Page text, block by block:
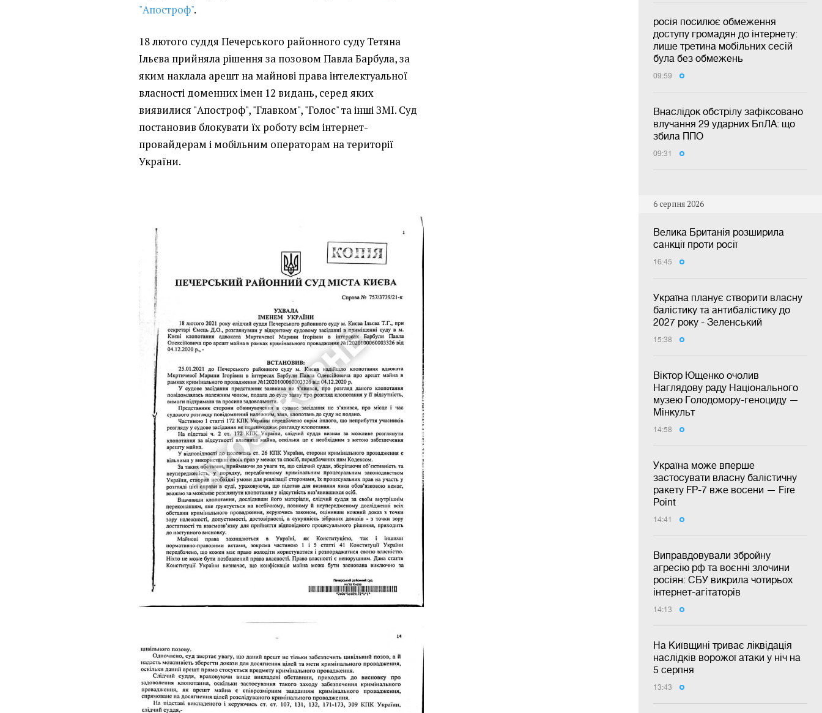
росія посилює обмеження
доступу громадян до інтернету:
лише третина мобільних сесій
була без обмежень
09:59
Внаслідок обстрілу зафіксовано
влучання 29 ударних БпЛА: що
збила ППО
09:31
6 серпня 2026
Велика Британія розширила
санкції проти росії
16:45
Україна планує створити власну
балістику та антибалістику до
2027 року - Зеленський
15:38
Віктор Ющенко очолив
Наглядову раду Національного
музею Голодомору-геноциду —
Мінкульт
14:58
Україна може вперше
застосувати власну балістичну
ракету FP-7 вже восени — Fire
Point
14:41
Виправдовували збройну
агресію рф та воєнні злочини
росіян: СБУ викрила чотирьох
інтернет-агітаторів
14:13
На Київщині триває ліквідація
наслідків ворожої атаки у ніч на
5 серпня
13:43
"Апостроф".
18 лютого суддя Печерського районного суду Тетяна
Ільєва прийняла рішення за позовом Павла Барбула, за
яким наклала арешт на майнові права інтелектуальної
власності доменних імен 12 видань, серед яких
виявилися "Апостроф", "Главком", "Голос" та інші ЗМІ. Суд
постановив блокувати їх роботу всім інтернет-
провайдерам і мобільним операторам на території
України.